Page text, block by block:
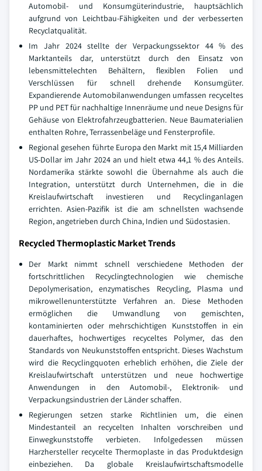
Automobil- und Konsumgüterindustrie, hauptsächlich
aufgrund von Leichtbau-Fähigkeiten und der verbesserten
Recyclatqualität.
Im Jahr 2024 stellte der Verpackungssektor 44 % des
Marktanteils dar, unterstützt durch den Einsatz von
lebensmittelechten Behältern, flexiblen Folien und
Verschlüssen für schnell drehende Konsumgüter.
Expandierende Automobilanwendungen umfassen recyceltes
PP und PET für nachhaltige Innenräume und neue Designs für
Gehäuse von Elektrofahrzeugbatterien. Neue Baumaterialien
enthalten Rohre, Terrassenbeläge und Fensterprofile.
Regional gesehen führte Europa den Markt mit 15,4 Milliarden
US-Dollar im Jahr 2024 an und hielt etwa 44,1 % des Anteils.
Nordamerika stärkte sowohl die Übernahme als auch die
Integration, unterstützt durch Unternehmen, die in die
Kreislaufwirtschaft investieren und Recyclinganlagen
errichten. Asien-Pazifik ist die am schnellsten wachsende
Region, angetrieben durch China, Indien und Südostasien.
Recycled Thermoplastic Market Trends
Der Markt nimmt schnell verschiedene Methoden der
fortschrittlichen Recyclingtechnologien wie chemische
Depolymerisation, enzymatisches Recycling, Plasma und
mikrowellenunterstützte Verfahren an. Diese Methoden
ermöglichen die Umwandlung von gemischten,
kontaminierten oder mehrschichtigen Kunststoffen in ein
dauerhaftes, hochwertiges recyceltes Polymer, das den
Standards von Neukunststoffen entspricht. Dieses Wachstum
wird die Recyclingquoten erheblich erhöhen, die Ziele der
Kreislaufwirtschaft unterstützen und neue hochwertige
Anwendungen in den Automobil-, Elektronik- und
Verpackungsindustrien der Länder schaffen.
Regierungen setzen starke Richtlinien um, die einen
Mindestanteil an recycelten Inhalten vorschreiben und
Einwegkunststoffe verbieten. Infolgedessen müssen
Harzhersteller recycelte Thermoplaste in das Produktdesign
einbeziehen. Da globale Kreislaufwirtschaftsmodelle